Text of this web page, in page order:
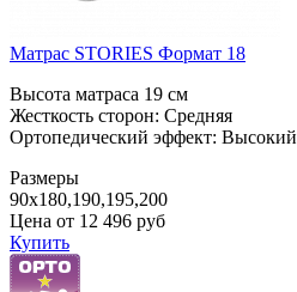
Матрас STORIES Формат 18
Высота матраса 19 см
Жесткость сторон: Средняя
Ортопедический эффект: Высокий
Размеры
90x180,190,195,200
Цена от 12 496 руб
Купить